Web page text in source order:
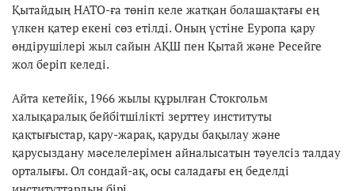
Қытайдың НАТО-ға төніп келе жатқан болашақтағы ең
үлкен қатер екені сөз етілді. Оның үстіне Еуропа қару
өндірушілері жыл сайын АҚШ пен Қытай және Ресейге
жол беріп келеді.
Айта кетейік, 1966 жылы құрылған Стокгольм
халықаралық бейбітшілікті зерттеу институты
қақтығыстар, қару-жарақ, қаруды бақылау және
қарусыздану мәселелерімен айналысатын тәуелсіз талдау
орталығы. Ол сондай-ақ, осы саладағы ең беделді